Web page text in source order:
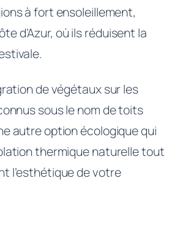
à fort ensoleillement,
d’Azur, où ils réduisent la
de végétaux sur les
sous le nom de toits
autre option écologique qui
thermique naturelle tout
l’esthétique de votre